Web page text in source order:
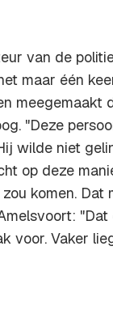
van de
maar één
meegemaakt
"Deze
wilde niet
op deze
komen. Dat
voor. Vaker